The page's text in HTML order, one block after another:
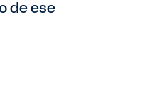
de ese